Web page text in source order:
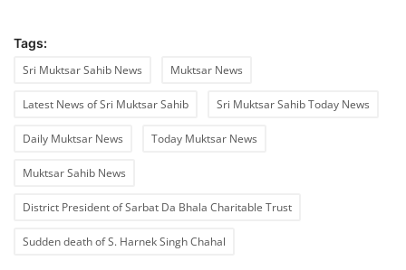
Tags:
Sri Muktsar Sahib News
Muktsar News
Latest News of Sri Muktsar Sahib Sri Muktsar Sahib Today News
Daily Muktsar News Today Muktsar News
Muktsar Sahib News
District President of Sarbat Da Bhala Charitable Trust
Sudden death of S. Harnek Singh Chahal